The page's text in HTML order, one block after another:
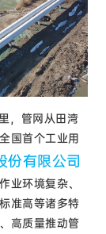
，管网从田湾
国首个工业用
份有限公司
业环境复杂、
准高等诸多特
高质量推动管